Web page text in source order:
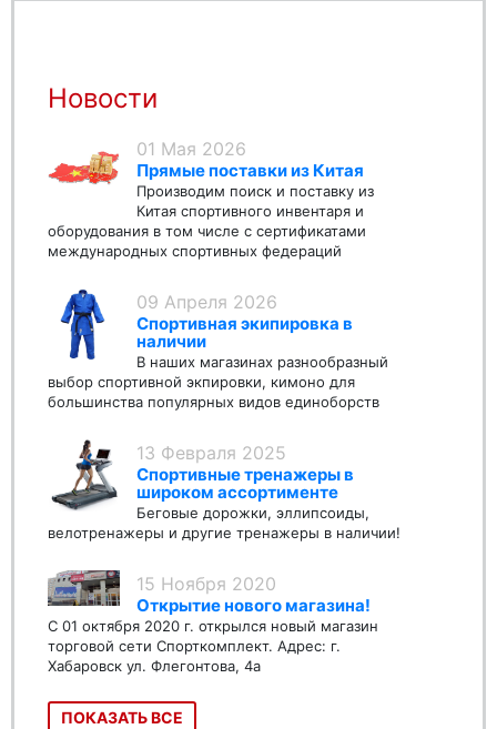
Новости
01 Мая 2026
Прямые поставки из Китая
Производим поиск и поставку из
Китая спортивного инвентаря и
оборудования в том числе с сертификатами
международных спортивных федераций
09 Апреля 2026
Спортивная экипировка в
наличии
В наших магазинах разнообразный
выбор спортивной экпировки, кимоно для
большинства популярных видов единоборств
13 Февраля 2025
Спортивные тренажеры в
широком ассортименте
Беговые дорожки, эллипсоиды,
велотренажеры и другие тренажеры в наличии!
15 Ноября 2020
Открытие нового магазина!
С 01 октября 2020 г. открылся новый магазин
торговой сети Спорткомплект. Адрес: г.
Хабаровск ул. Флегонтова, 4а
ПОКАЗАТЬ ВСЕ